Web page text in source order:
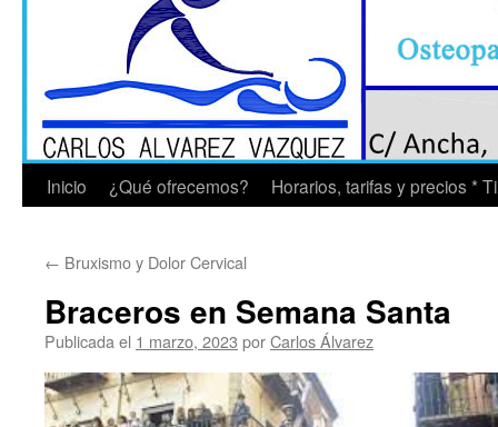
Inicio ¿Qué ofrecemos? Horarios, tarifas y precios *
← Bruxismo y Dolor Cervical
Braceros en Semana Santa
Publicada el 1 marzo, 2023 porCarlos Álvarez